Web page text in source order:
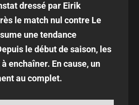
dressé par Eirik
le match nul contre Le
une tendance
le début de saison, les
enchaîner. En cause, un
au complet.